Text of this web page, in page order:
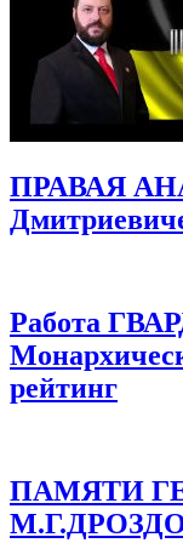
ПРАВАЯ
Работа
рейтинг
ПАМЯТИ